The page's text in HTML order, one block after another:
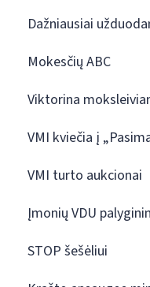
Dažniausiai
Mokesčių ABC
Viktorina
VMI kviečia į
VMI turto aukcionai
Įmonių VDU
STOP šešėliui